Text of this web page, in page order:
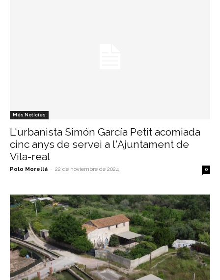
Més Notícies
L'urbanista Simón García Petit acomiada
cinc anys de servei a l'Ajuntament de
Vila-real
Polo Morellá - 22 de noviembre de 2024 0